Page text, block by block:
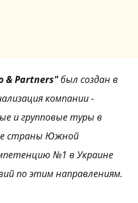
& Partners"был создан в
компании -
и групповые туры в
страны Южной
№1 в Украине
по этим направлениям.